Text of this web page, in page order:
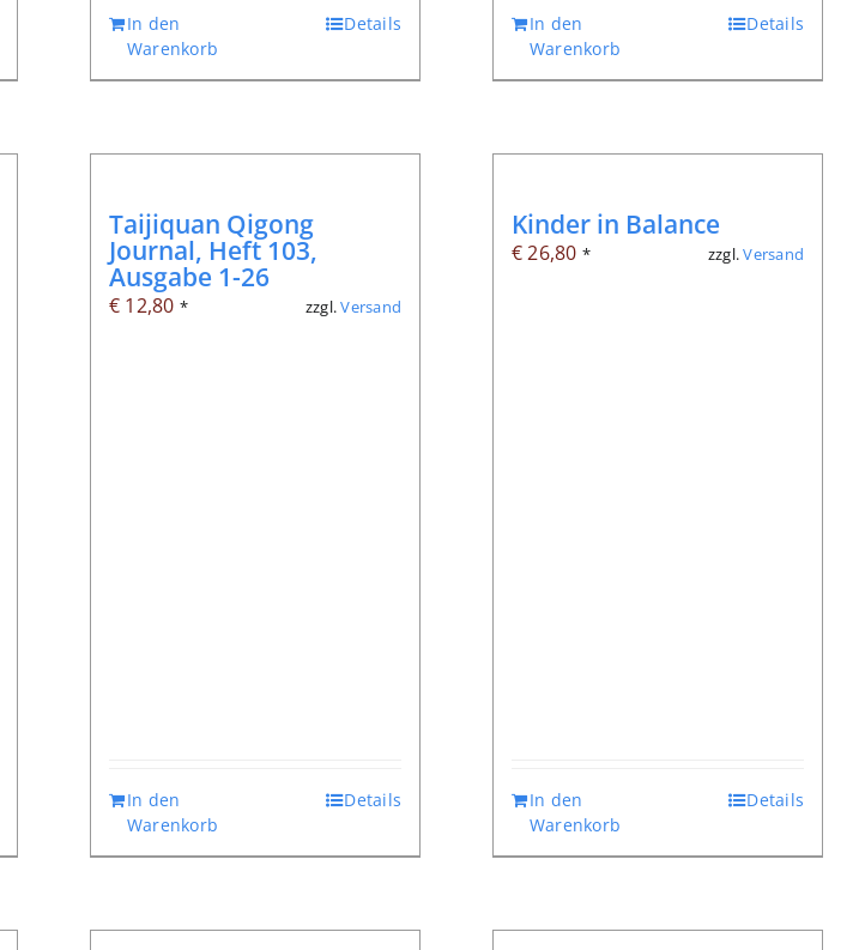
In den
Warenkorb
Details
In den
Warenkorb
Details
Taijiquan Qigong
Journal, Heft 103,
Ausgabe 1-26
€ 12,80 * zzgl.Versand
In den
Warenkorb
Details
Kinder in Balance
€26,80 * zzgl.Versand
In den
Warenkorb
Details